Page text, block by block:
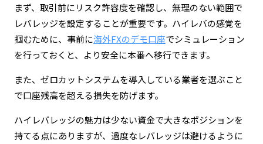
まず、取引前にリスク許容度を確認し、無理のない範囲で
レバレッジを設定することが重要です。ハイレバの感覚を
掴むために、事前に海外FXのデモ口座でシミュレーション
を行っておくと、より安全に本番へ移行できます。
また、ゼロカットシステムを導入している業者を選ぶこと
で口座残高を超える損失を防げます。
ハイレバレッジの魅力は少ない資金で大きなポジションを
持てる点にありますが、過度なレバレッジは避けるように